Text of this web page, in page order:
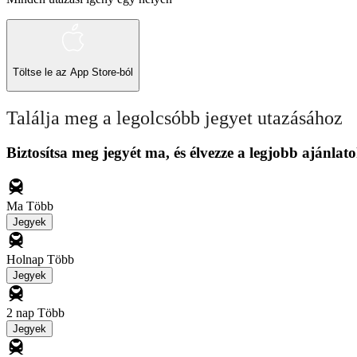
Töltse le az App Store-ból
Találja meg a legolcsóbb jegyet utazásához
Biztosítsa meg jegyét ma, és élvezze a legjobb
Ma Több
Jegyek
Holnap Több
Jegyek
2 nap Több
Jegyek